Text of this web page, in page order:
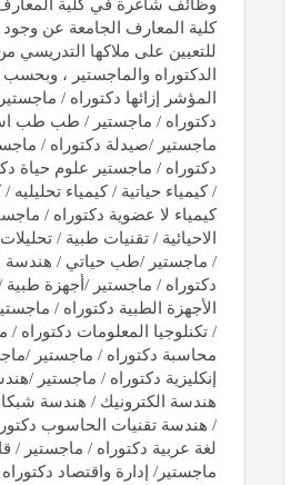
وظائف شاغرة في كلية المعارف
كلية المعارف الجامعة عن
للتعيين على ملاكها التدريسي
الدكتوراه والماجستير ،
المؤشر إزائها دكتوراه /
دكتوراه / ماجستير / طب طب
ماجستير /صيدلة دكتوراه /
دكتوراه / ماجستير علوم حياة
/ كيمياء حياتية / كيمياء
كيمياء لا عضوية دكتوراه /
الاحيائية / تقنيات طبية /
/ ماجستير /طب حياتي / هندسة
دكتوراه / ماجستير /أجهزة
الأجهزة الطبية دكتوراه /
/ تكنلوجيا المعلومات دكتوراه /
محاسبة دكتوراه / ماجستير /
إنكليزية دكتوراه / ماجستير /
هندسة الكترونيك / هندسة
/ هندسة تقنيات الحاسوب
لغة عربية دكتوراه / ماجستير /
ماجستير/ إدارة واقتصاد